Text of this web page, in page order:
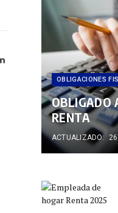
LinkedIn
OBLIGACIONES
OBLIGADO
RENTA
ACTUALIZADO: